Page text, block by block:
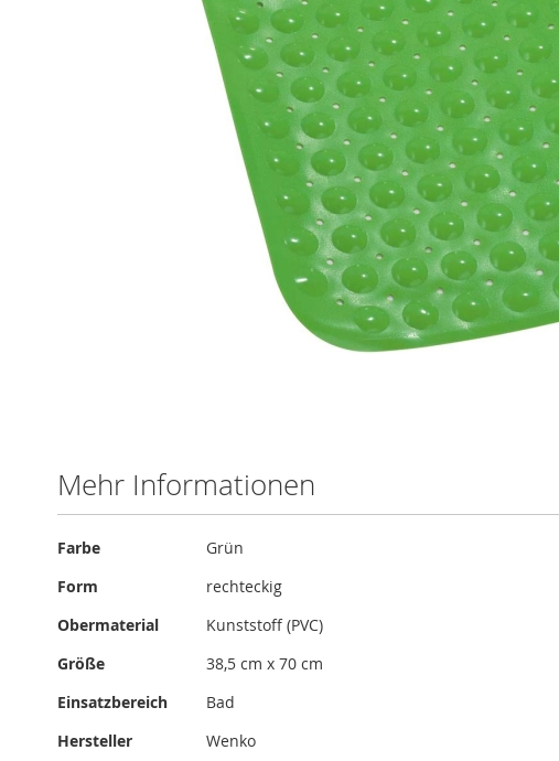
springen
Mehr Informationen
Mehr
Farbe
Grün
Form
rechteckig
Obermaterial
Kunststoff (PVC)
Größe
38,5 cm x 70 cm
Einsatzbereich
Bad
Hersteller
Wenko